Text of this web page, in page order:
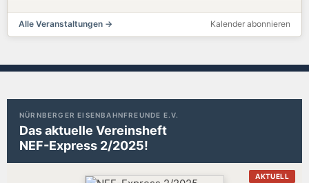
Alle Veranstaltungen → Kalender abonnieren
NÜRNBERGER EISENBAHNFREUNDE E.V.
Das aktuelle Vereinsheft
NEF-Express 2/2025!
AKTUELL